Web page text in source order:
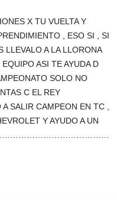
X TU VUELTA Y
, ESO SI , SI
LLEVALO A LA LLORONA
ASI TE AYUDA D
SOLO NO
C EL REY
SALIR CAMPEON EN TC ,
Y AYUDO A UN